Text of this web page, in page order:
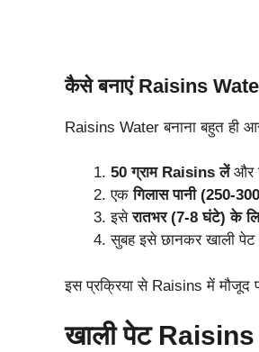
कैसे बनाएं Raisins
Raisins Water बनाना बहुत ही
50 ग्राम Raisins लेंऔर
एकगिलास पानी (250-
इसेरातभर (7-8 घंटे) के
सुबह इसे छानकर खाली पेट
इस प्रक्रिया से Raisins में मौजूद
खाली पेट Raisins